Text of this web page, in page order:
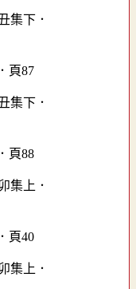
頁87
頁88
頁40